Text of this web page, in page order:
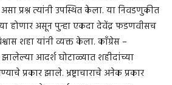
प्रश्न त्यांनी उपस्थित केला. या निवडणुकीत
होणार असून पुन्हा एकदा देवेंद्र फडणवीसच
शहा यांनी व्यक्त केला. काँग्रेस –
झालेल्या आदर्श घोटाळ्यात शहीदांच्या
प्रकार झाले. भ्रष्ट्राचाराचे अनेक प्रकार